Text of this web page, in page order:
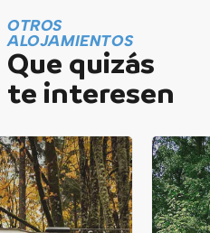
OTROS
ALOJAMIENTOS
Que quizás
te interesen